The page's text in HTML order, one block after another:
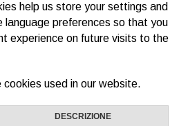
help us store your settings and
language preferences so that you
experience on future visits to the
used in our website.
DESCRIZIONE